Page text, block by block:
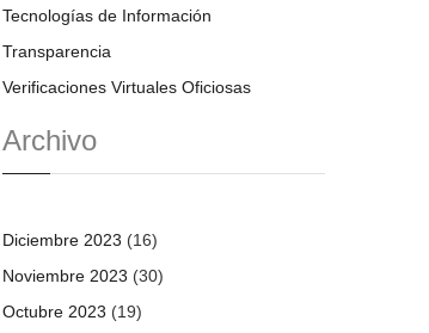
Tecnologías de Información
Transparencia
Verificaciones Virtuales Oficiosas
Archivo
Diciembre 2023 (16)
Noviembre 2023 (30)
Octubre 2023 (19)